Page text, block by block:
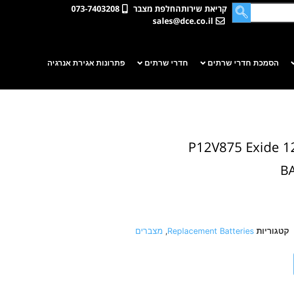
קריאת שירותהחלפת מצבר
073-7403208
sales@dce.co.il
הסמכת חדרי שרתים חדרי שרתים פתרונות אגירת אנרגיה
P12V875 Exide
קטגוריות Replacement Batteries
, מצברים